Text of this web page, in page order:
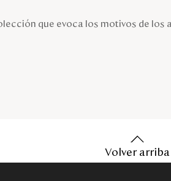
que evoca los motivos de los
Volver arriba